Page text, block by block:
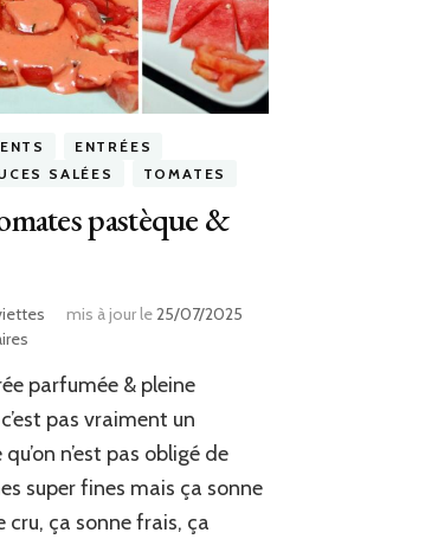
ENTRÉES
SALÉES TOMATES
pastèque &
mis à jour le25/07/2025
sur
tomates
pastèque
sauce
rose
parfumée & pleine
pas vraiment un
n’est pas obligé de
super fines mais ça sonne
cru, ça sonne frais, ça